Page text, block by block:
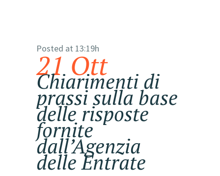
21 Ott
Chiarimenti di
prassi sulla base
delle risposte
fornite
dall’Agenzia
delle Entrate
Posted at 13:19h